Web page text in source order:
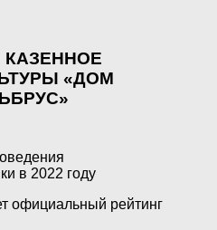
«ДОМ
в 2022 году
официальный рейтинг